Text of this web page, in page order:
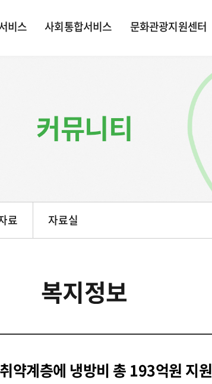
비스 사회통합서비스 문화관광지원센터
커뮤니티
료 자료실
복지정보
약계층에 냉방비 총 193억원 지원